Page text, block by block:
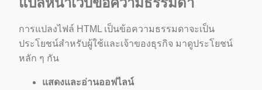
การแปลงไฟล์ HTML เป็นข้อความธรรมดาจะเป็น
ประโยชน์สำหรับผู้ใช้และเจ้าของธุรกิจ มาดูประโยชน์
หลัก ๆ กัน
แสดงและอ่านออฟไลน์